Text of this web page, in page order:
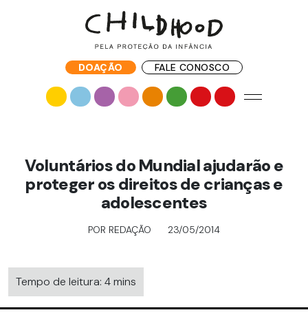
DOAÇÃO FALE CONOSCO
Voluntários do Mundial ajudarão e
proteger os direitos de crianças e
adolescentes
POR REDAÇÃO 23/05/2014
Tempo de leitura: 4 mins